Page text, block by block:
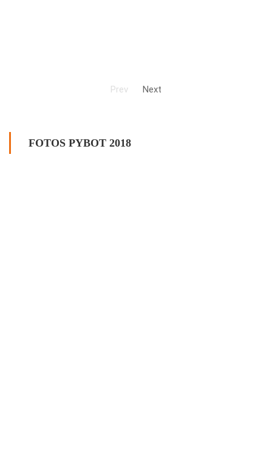
Prev Next
FOTOS PYBOT 2018